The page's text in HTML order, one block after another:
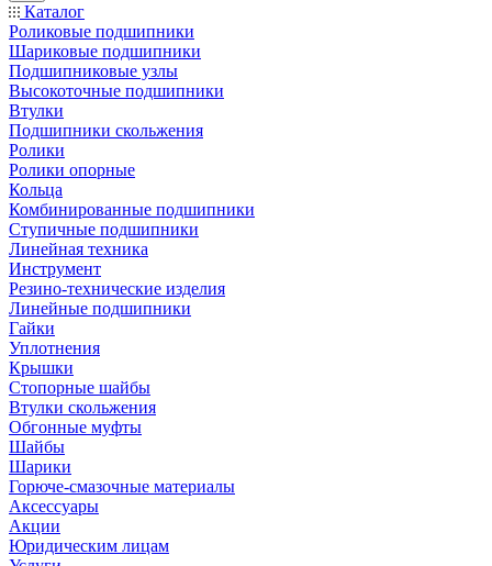
Каталог
Роликовые подшипники
Шариковые подшипники
Подшипниковые узлы
Высокоточные подшипники
Втулки
Подшипники скольжения
Ролики
Ролики опорные
Кольца
Комбинированные подшипники
Ступичные подшипники
Линейная техника
Инструмент
Резино-технические изделия
Линейные подшипники
Гайки
Уплотнения
Крышки
Стопорные шайбы
Втулки скольжения
Обгонные муфты
Шайбы
Шарики
Горюче-смазочные материалы
Аксессуары
Акции
Юридическим лицам